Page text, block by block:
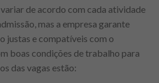
de acordo com cada atividade
mas a empresa garante
justas e compatíveis com o
boas condições de trabalho para
das vagas estão: